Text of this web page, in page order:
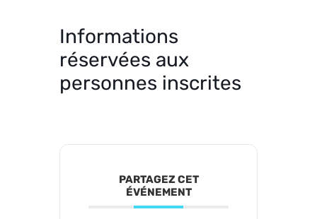
Informations
réservées aux
personnes inscrites
PARTAGEZ CET
ÉVÉNEMENT